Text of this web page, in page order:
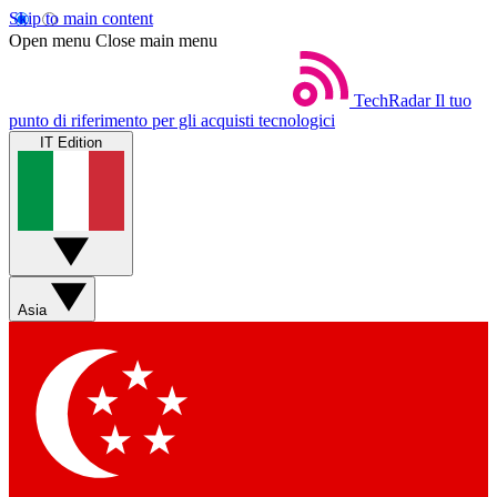
Skip to main content
Open menu Close main menu
TechRadar Il tuo
punto di riferimento per gli acquisti tecnologici
IT Edition
Asia